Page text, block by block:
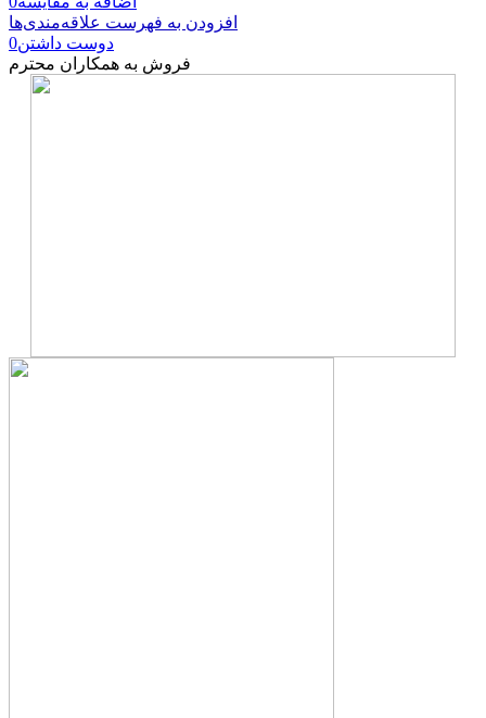
افزودن به فهرست علاقه‌مندی‌ها
دوست داشتن0
فروش به همکاران محترم